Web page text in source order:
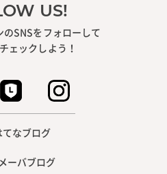
US!
SNSをフォローして
ェックしよう！
てなブログ
ーバブログ